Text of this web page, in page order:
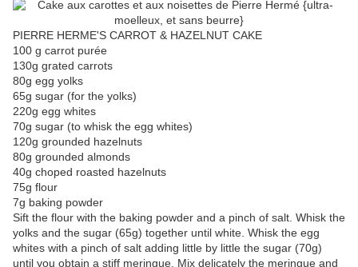
PIERRE HERME'S CARROT & HAZELNUT CAKE
100 g carrot purée
130g grated carrots
80g egg yolks
65g sugar (for the yolks)
220g egg whites
70g sugar (to whisk the egg whites)
120g grounded hazelnuts
80g grounded almonds
40g choped roasted hazelnuts
75g flour
7g baking powder
Sift the flour with the baking powder and a pinch of salt. Whisk the
yolks and the sugar (65g) together until white. Whisk the egg
whites with a pinch of salt adding little by little the sugar (70g)
until you obtain a stiff meringue. Mix delicately the meringue and